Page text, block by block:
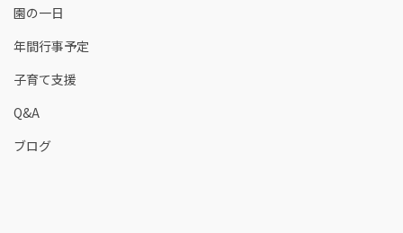
園の一日
年間行事予定
子育て支援
Q&A
ブログ